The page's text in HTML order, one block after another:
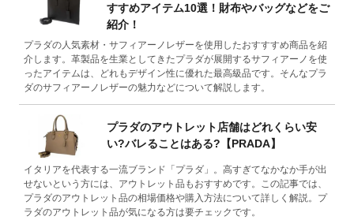
すすめアイテム10選！財布やバッグなどをご
紹介！
プラダの人気素材・サフィアーノレザーを使用したおすすすめ商品を紹
介します。革製品を生業としてきたプラダが展開するサフィアーノを使
ったアイテムは、どれもデザイン性に優れた最高級品です。そんなプラ
ダのサフィアーノレザーの魅力などについて解説します。
プラダのアウトレット店舗はどれくらい安
い?バレることはある?【PRADA】
イタリアを代表する一流ブランド「プラダ」。高すぎてなかなか手が出
せないという方には、アウトレット品もおすすめです。この記事では、
プラダのアウトレット品の相場価格や購入方法について詳しく解説。プ
ラダのアウトレット品が気になる方は要チェックです。